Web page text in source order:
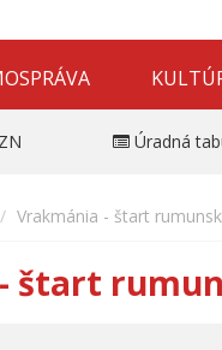
Úradná
Vrakmánia - štart
štart